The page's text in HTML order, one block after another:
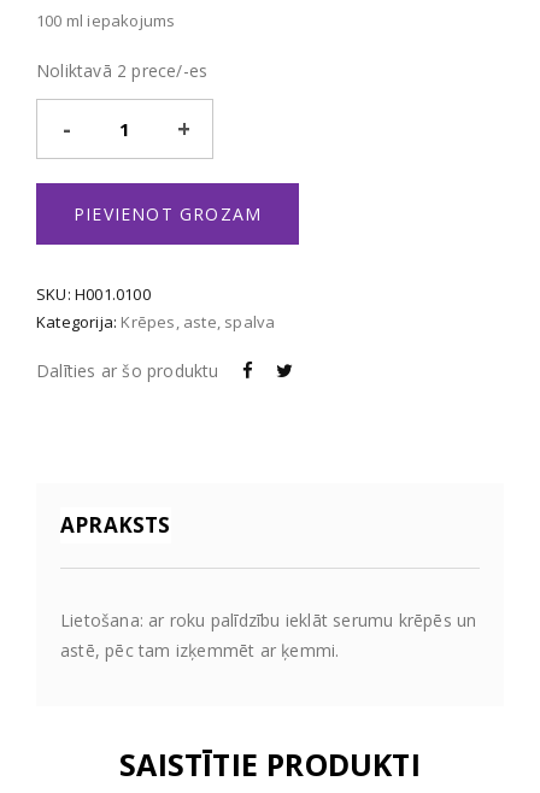
100 ml iepakojums
Noliktavā 2 prece/-es
Silky
Serum
daudzums
PIEVIENOT GROZAM
SKU: H001.0100
Kategorija: Krēpes, aste, spalva
Dalīties ar šo produktu
APRAKSTS
Lietošana: ar roku palīdzību ieklāt serumu krēpēs un
astē, pēc tam izķemmēt ar ķemmi.
SAISTĪTIE PRODUKTI